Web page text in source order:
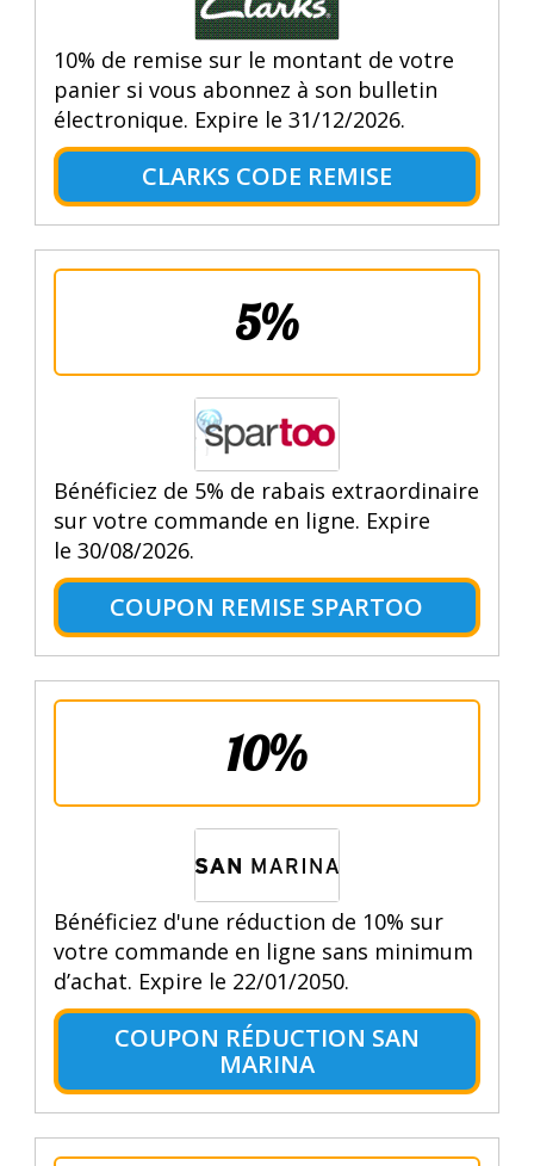
10% de remise sur le montant de votre
panier si vous abonnez à son bulletin
électronique. Expire le 31/12/2026.
CLARKS CODE REMISE
5%
Bénéficiez de 5% de rabais extraordinaire
sur votre commande en ligne. Expire
le 30/08/2026.
COUPON REMISE SPARTOO
10%
Bénéficiez d'une réduction de 10% sur
votre commande en ligne sans minimum
d’achat. Expire le 22/01/2050.
COUPON RÉDUCTION SAN
MARINA